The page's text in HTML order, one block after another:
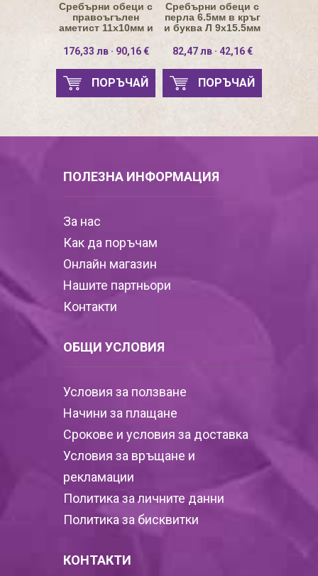
Сребърни обеци с
правоъгълен
аметист 11х10мм и
176,33 лв · 90,16 €
ПОРЪЧАЙ
Сребърни обеци с
перла 6.5мм в кръг
и буква Л 9х15.5мм
82,47 лв · 42,16 €
ПОРЪЧАЙ
ПОЛЕЗНА ИНФОРМАЦИЯ
За нас
Как да поръчам
Онлайн магазин
Нашите партньори
Контакти
ОБЩИ УСЛОВИЯ
Условия за ползване
Начини за плащане
Срокове и условия за доставка
Условия за връщане и
рекламации
Политика за личните данни
Политика за бисквитки
КОНТАКТИ